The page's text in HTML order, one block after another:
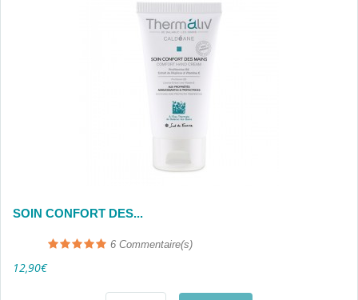
SOIN CONFORT DES...
6 Commentaire(s)
12,90€